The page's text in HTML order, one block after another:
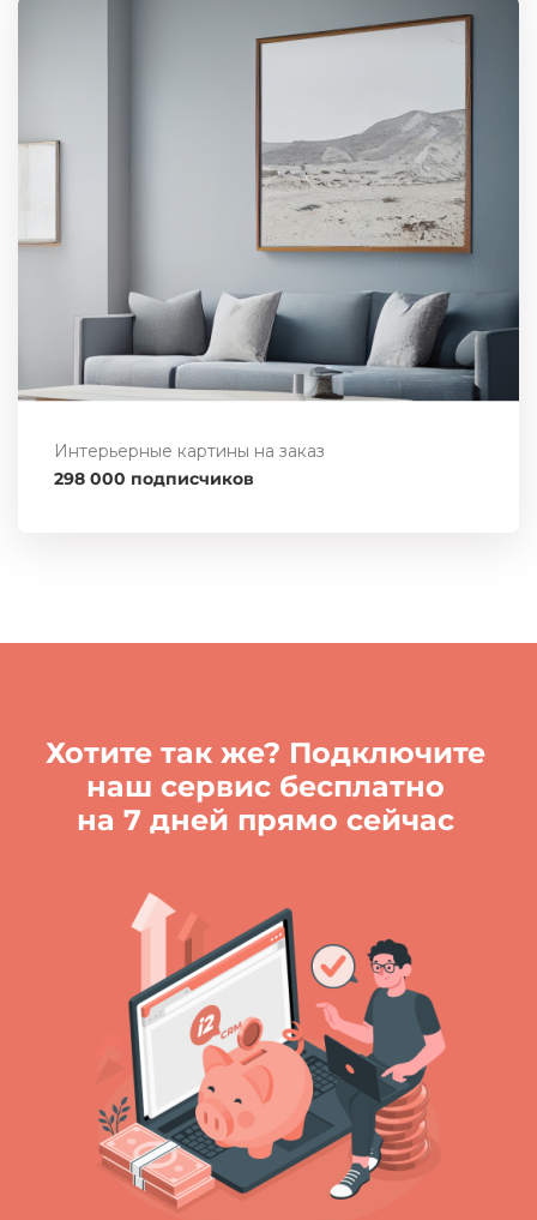
Интерьерные картины на заказ
298 000 подписчиков
Хотите так же? Подключите
наш сервис бесплатно
на 7 дней прямо сейчас